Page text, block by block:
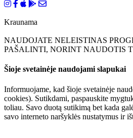
Kraunama
NAUDOJATE NELEISTINAS
PAŠALINTI, NORINT NAUDOTIS
Šioje svetainėje naudojami slapukai
Informuojame, kad šioje svetainėje
cookies). Sutikdami, paspauskite
toliau. Savo duotą sutikimą bet kada
savo interneto naršyklės nustatymus ir